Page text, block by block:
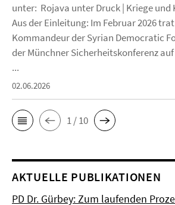
unter: Rojava unter Druck | Kriege und
Aus der Einleitung: Im Februar 2026
Kommandeur der Syrian Democratic
der Münchner Sicherheitskonferenz
...
02.06.2026
1 / 10
AKTUELLE PUBLIKATIONEN
PD Dr. Gürbey: Zum laufenden